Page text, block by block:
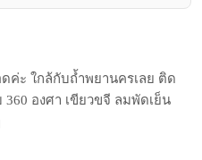
ค่ะ ใกล้กับถ้ำพยานครเลย ติด
องศา เขียวขจี ลมพัดเย็น